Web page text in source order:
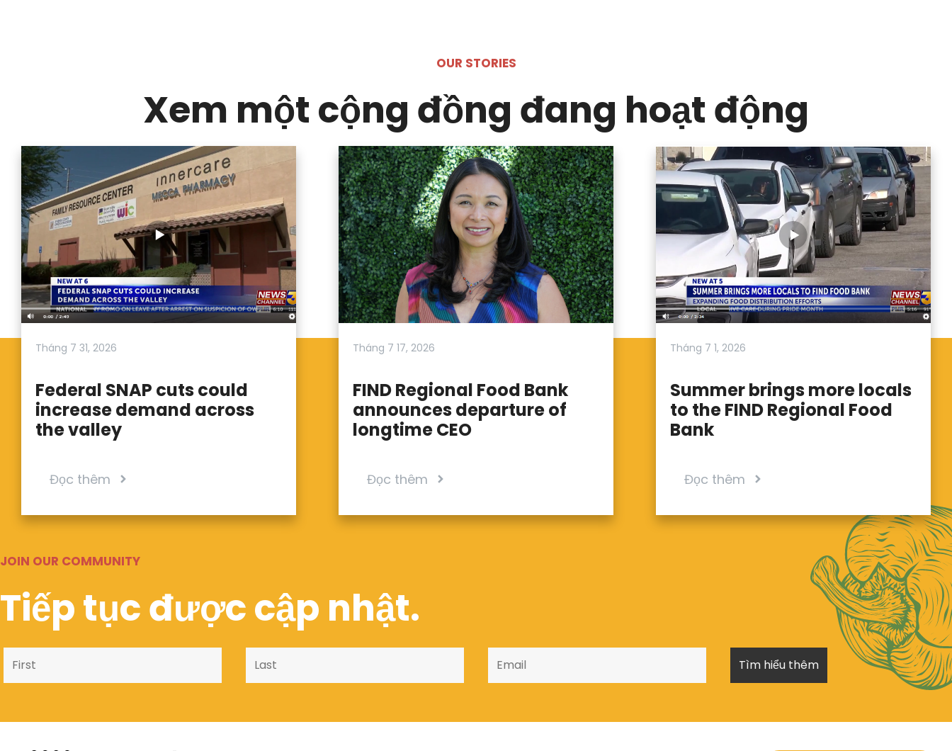
OUR STORIES
Xem một cộng đồng đang hoạt động
Tháng 7 31, 2026
Federal SNAP cuts could
increase demand across
the valley
Đọc thêm
Tháng 7 17, 2026
FIND Regional Food Bank
announces departure of
longtime CEO
Đọc thêm
Tháng 7 1, 2026
Summer brings more locals
to the FIND Regional Food
Bank
Đọc thêm
JOIN OUR COMMUNITY
Tiếp tục được cập nhật.